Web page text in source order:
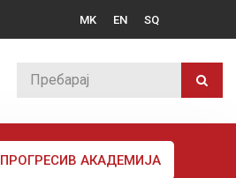
MK EN SQ
ПРОГРЕСИВ АКАДЕМИЈА